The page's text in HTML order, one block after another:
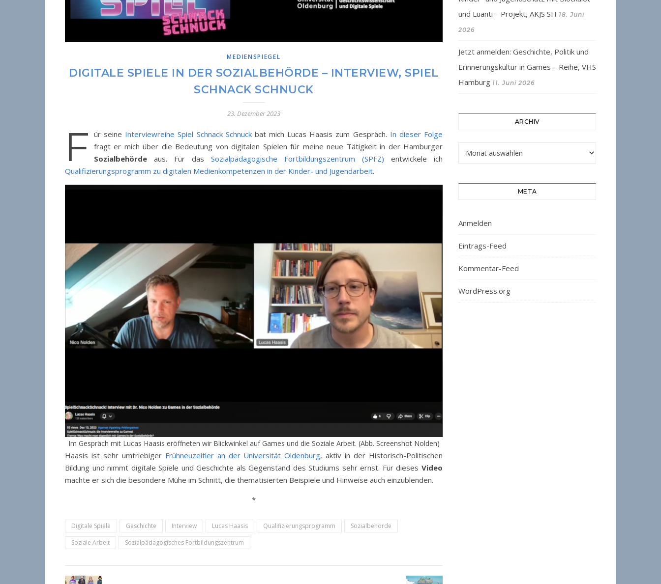
MEDIENSPIEGEL
DIGITALE SPIELE IN DER SOZIALBEHÖRDE – INTERVIEW, SPIEL
SCHNACK SCHNUCK
23. Dezember 2023
F ür seine Interviewreihe Spiel Schnack Schnuckbat mich Lucas Haasis zum Gespräch. In dieser Folge
fragt er mich über die Bedeutung von digitalen Spielen für meine neue Tätigkeit in der Hamburger
Sozialbehörde aus. Für das Sozialpädagogische Fortbildungszentrum (SPFZ) entwickele ich
Qualifizierungsprogramm zu digitalen Medienkompetenzen in der Kinder- und Jugendarbeit.
Im Gespräch mit Lucas Haasis eröffneten wir Blickwinkel auf Games und die Soziale Arbeit. (Abb. Screenshot Nolden)
Haasis ist sehr umtriebiger Frühneuzeitler an der Universität Oldenburg, aktiv in der Historisch-Politischen
Bildung und nimmt digitale Spiele und Geschichte als Gegenstand des Studiums sehr ernst. Für dieses Video
machte er sich die besondere Mühe im Schnitt, die thematisierten Beispiele und Hinweise auch einzublenden.
*
Digitale Spiele Geschichte Interview Lucas Haasis Qualifizierungsprogramm
Sozialbehörde
Soziale Arbeit
Sozialpädagogisches Fortbildungszentrum
und Luanti – Projekt, AKJS SH 18. Juni
2026
Jetzt anmelden: Geschichte, Politik und
Erinnerungskultur in Games – Reihe, VHS
Hamburg 11. Juni 2026
ARCHIV
META
Anmelden
Eintrags-Feed
Kommentar-Feed
WordPress.org